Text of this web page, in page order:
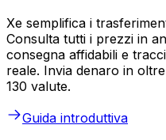
Xe semplifica i
Consulta tutti i prezzi in
consegna affidabili e
reale. Invia denaro in
130 valute.
Guida introduttiva